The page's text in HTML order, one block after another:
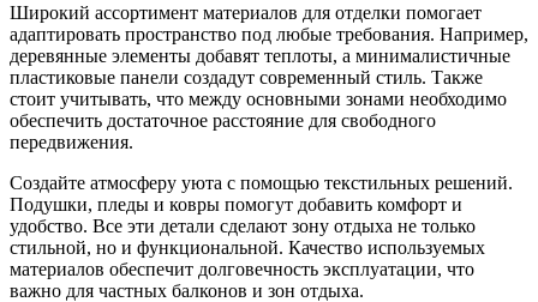
Широкий ассортимент материалов для отделки помогает
адаптировать пространство под любые требования. Например,
деревянные элементы добавят теплоты, а минималистичные
пластиковые панели создадут современный стиль. Также
стоит учитывать, что между основными зонами необходимо
обеспечить достаточное расстояние для свободного
передвижения.
Создайте атмосферу уюта с помощью текстильных решений.
Подушки, пледы и ковры помогут добавить комфорт и
удобство. Все эти детали сделают зону отдыха не только
стильной, но и функциональной. Качество используемых
материалов обеспечит долговечность эксплуатации, что
важно для частных балконов и зон отдыха.